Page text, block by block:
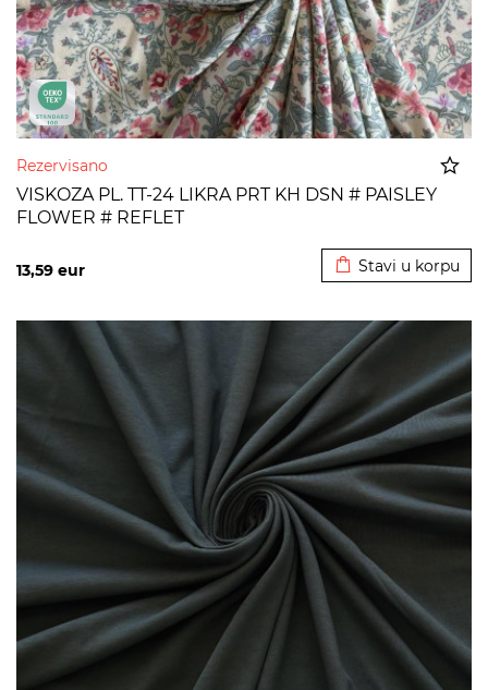
Rezervisano
VISKOZA PL. TT-24 LIKRA PRT KH DSN # PAISLEY
FLOWER # REFLET
13,59 eur Stavi u korpu